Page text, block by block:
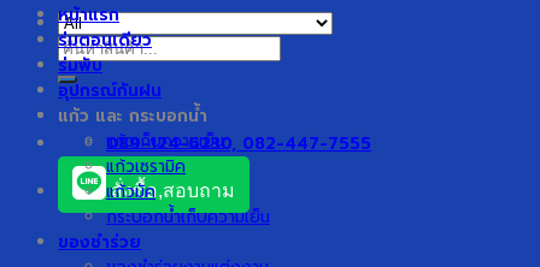
ค้นหา:
089-124-6230, 082-447-7555
สั่งซื้อ,สอบถาม
หน้าแรก
ร่มตอนเดียว
ร่มพับ
อุปกรณ์กันฝน
แก้ว และ กระบอกน้ำ
แก้วเก็บความเย็น
แก้วเซรามิค
แก้วมัค
กระบอกน้ำเก็บความเย็น
ของชำร่วย